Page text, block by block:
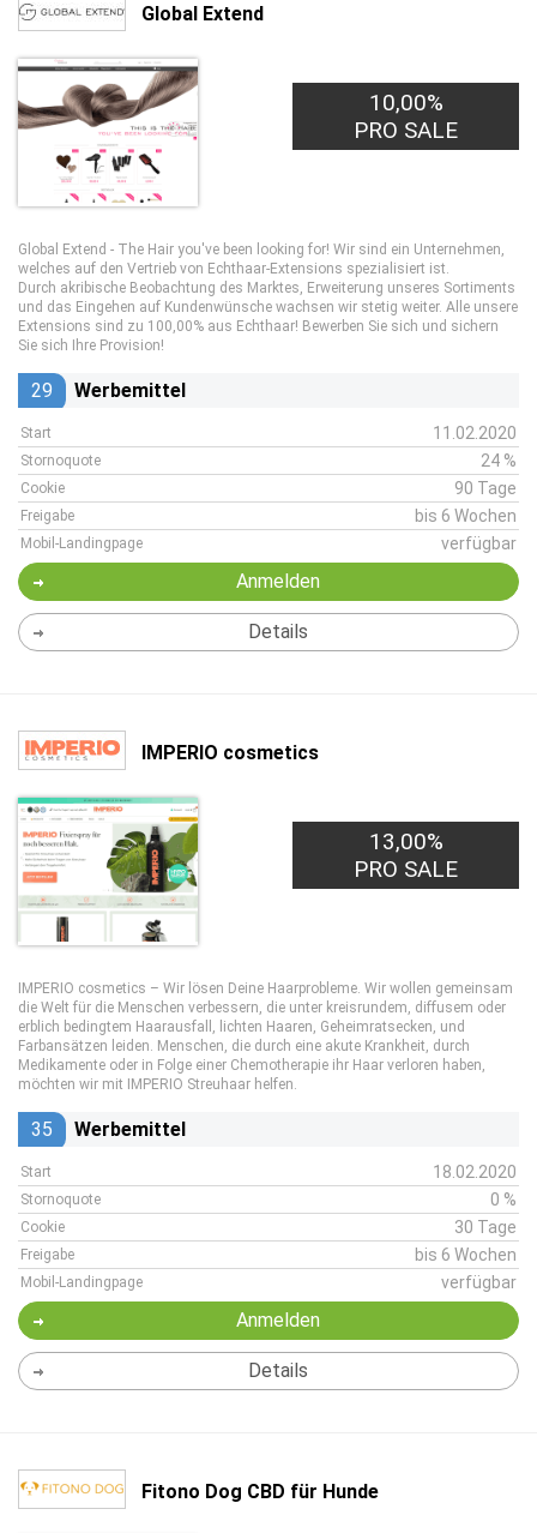
Global Extend
10,00%
PRO SALE
Global Extend - The Hair you've been looking for! Wir sind ein Unternehmen,
welches auf den Vertrieb von Echthaar-Extensions spezialisiert ist.
Durch akribische Beobachtung des Marktes, Erweiterung unseres Sortiments
und das Eingehen auf Kundenwünsche wachsen wir stetig weiter. Alle unsere
Extensions sind zu 100,00% aus Echthaar! Bewerben Sie sich und sichern
Sie sich Ihre Provision!
29 Werbemittel
Start 11.02.2020
Stornoquote 24 %
Cookie 90 Tage
Freigabe bis 6 Wochen
Mobil-Landingpage verfügbar
Anmelden
Details
IMPERIO cosmetics
13,00%
PRO SALE
IMPERIO cosmetics – Wir lösen Deine Haarprobleme. Wir wollen gemeinsam
die Welt für die Menschen verbessern, die unter kreisrundem, diffusem oder
erblich bedingtem Haarausfall, lichten Haaren, Geheimratsecken, und
Farbansätzen leiden. Menschen, die durch eine akute Krankheit, durch
Medikamente oder in Folge einer Chemotherapie ihr Haar verloren haben,
möchten wir mit IMPERIO Streuhaar helfen.
35 Werbemittel
Start 18.02.2020
Stornoquote 0 %
Cookie 30 Tage
Freigabe bis 6 Wochen
Mobil-Landingpage verfügbar
Anmelden
Details
Fitono Dog CBD für Hunde